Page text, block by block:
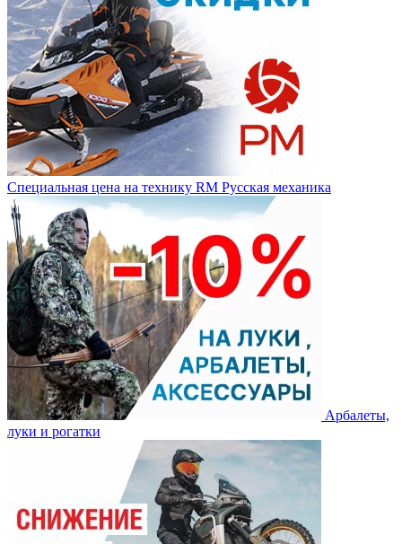
Специальная цена на технику RM Русская механика
Арбалеты,
луки и рогатки